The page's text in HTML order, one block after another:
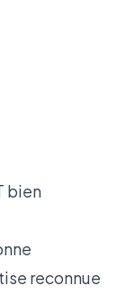
bien
reconnue